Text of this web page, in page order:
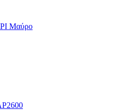
Μαύρο